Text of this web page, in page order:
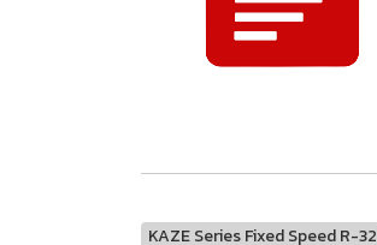
KAZE Series Fixed Speed R-32